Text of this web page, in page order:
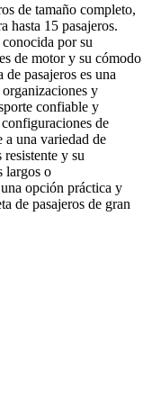
de tamaño completo,
hasta 15 pasajeros.
por su
de motor y su cómodo
pasajeros es una
y
confiable y
de
a una variedad de
resistente y su
largos o
opción práctica y
de pasajeros de gran